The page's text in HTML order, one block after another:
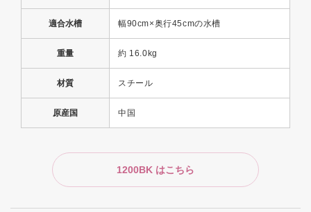
適合水槽 幅90cm×奥行45cmの水槽
重量 約 16.0kg
材質 スチール
原産国 中国
1200BK はこちら